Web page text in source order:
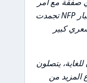
صفقة مع أمر
إيقاف خسارة واضح، لكن أثناء أخبار NFP تجمدت
كبير
يتصلون
المزيد من